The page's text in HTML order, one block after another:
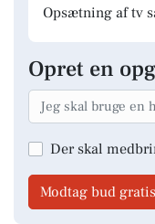
Opsætning af tv
Opret en
Der skal
Modtag bud gratis